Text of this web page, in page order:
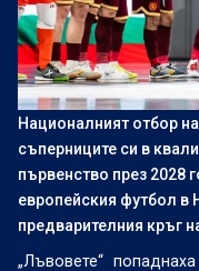
Националният отбор
съперниците си в
първенство през 2028
европейския футбол в
предварителния кръг
„Лъвовете“